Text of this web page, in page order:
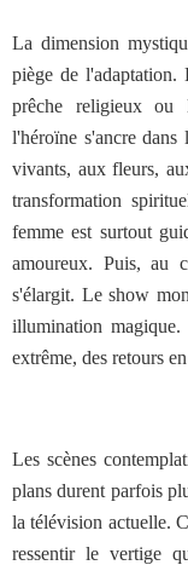
La dimension
piège de
prêche religieux ou
l'héroïne s'ancre dans
vivants, aux fleurs,
transformation
femme est surtout
amoureux. Puis, au
s'élargit. Le show
illumination
extrême, des retours
Les scènes
plans durent parfois
la télévision actuelle.
ressentir le vertige